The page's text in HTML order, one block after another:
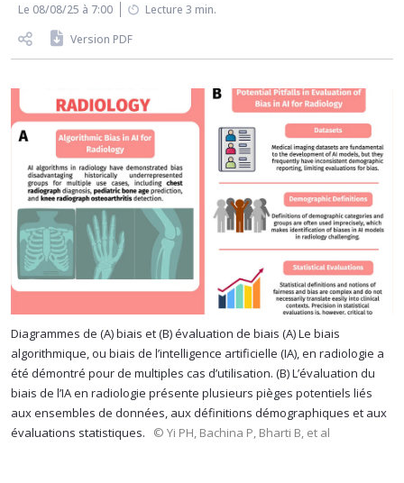
Le 08/08/25 à 7:00
Lecture 3 min.
Version PDF
Diagrammes de (A) biais et (B) évaluation de biais (A) Le biais
algorithmique, ou biais de l’intelligence artificielle (IA), en radiologie a
été démontré pour de multiples cas d’utilisation. (B) L’évaluation du
biais de l’IA en radiologie présente plusieurs pièges potentiels liés
aux ensembles de données, aux définitions démographiques et aux
évaluations statistiques.
© Yi PH, Bachina P, Bharti B, et al